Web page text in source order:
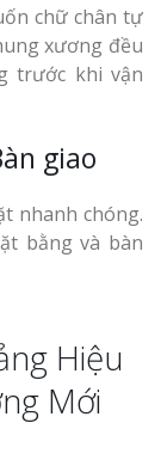
chữ chân tự
xương đều
trước khi vận
giao
nhanh chóng.
bằng và bàn
Hiệu
Mới